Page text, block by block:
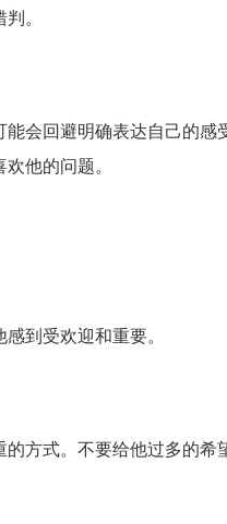
。
会回避明确表达自己的感
他的问题。
到受欢迎和重要。
方式。不要给他过多的希